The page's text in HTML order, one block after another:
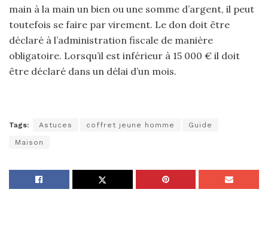
main à la main un bien ou une somme d’argent, il peut
toutefois se faire par virement. Le don doit être
déclaré à l’administration fiscale de manière
obligatoire. Lorsqu’il est inférieur à 15 000 € il doit
être déclaré dans un délai d’un mois.
Tags: Astuces coffret jeune homme Guide
Maison